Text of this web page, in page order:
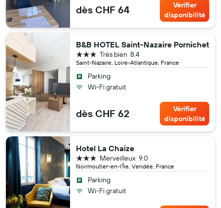
dès CHF 64
Vérifier
disponibilité
B&B HOTEL Saint-Nazaire Pornichet
Saint-Nazaire, Loire-Atlantique, France
8.4
Très bien
3 étoiles
Parking
Wi-Fi gratuit
dès CHF 62
Vérifier
disponibilité
Hotel La Chaize
Noirmoutier-en-l'Île, Vendée, France
9.0
Merveilleux
3 étoiles
Parking
Wi-Fi gratuit